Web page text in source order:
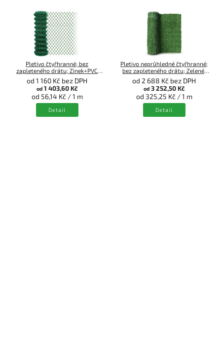
Pletivo čtyřhranné; bez
zapleteného drátu; Zinek+PVC
zelené; 25m
od 1 160 Kč bez DPH
od1 403,60 Kč
od 56,14 Kč / 1 m
Detail
Pletivo neprůhledné čtyřhranné;
bez zapleteného drátu; Zelené;
10m
od 2 688 Kč bez DPH
od3 252,50 Kč
od 325,25 Kč / 1 m
Detail